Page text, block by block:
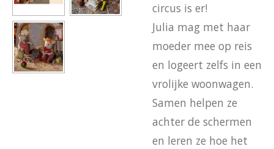
circus is er!
Julia mag met haar
moeder mee op reis
en logeert zelfs in een
vrolijke woonwagen.
Samen helpen ze
achter de schermen
en leren ze hoe het